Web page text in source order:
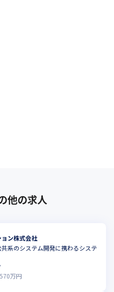
他の求人
ン株式会社
系のシステム開発に携わるシステ
570万円